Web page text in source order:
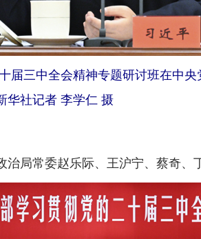
届三中全会精神专题研讨班在中
华社记者 李学仁 摄
常委赵乐际、王沪宁、蔡奇、